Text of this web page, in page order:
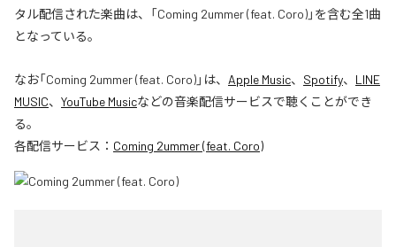
タル配信された楽曲は、「Coming 2ummer (feat. Coro)」を含む全1曲
となっている。
なお「Coming 2ummer (feat. Coro)」は、 Apple Music、 Spotify、 LINE
MUSIC、 YouTube Musicなどの音楽配信サービスで聴くことができ
る。
各配信サービス： Coming 2ummer (feat. Coro)